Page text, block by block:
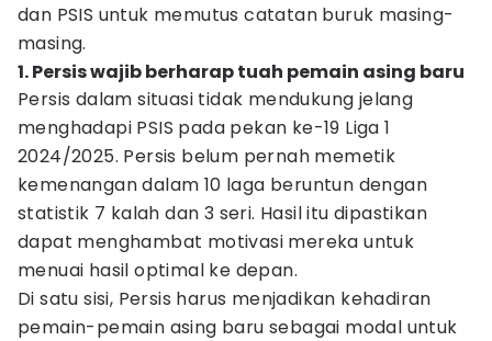
dan PSIS untuk memutus catatan buruk masing-
masing.
1. Persis wajib berharap tuah pemain asing baru
Persis dalam situasi tidak mendukung jelang
menghadapi PSIS pada pekan ke-19 Liga 1
2024/2025. Persis belum pernah memetik
kemenangan dalam 10 laga beruntun dengan
statistik 7 kalah dan 3 seri. Hasil itu dipastikan
dapat menghambat motivasi mereka untuk
menuai hasil optimal ke depan.
Di satu sisi, Persis harus menjadikan kehadiran
pemain-pemain asing baru sebagai modal untuk